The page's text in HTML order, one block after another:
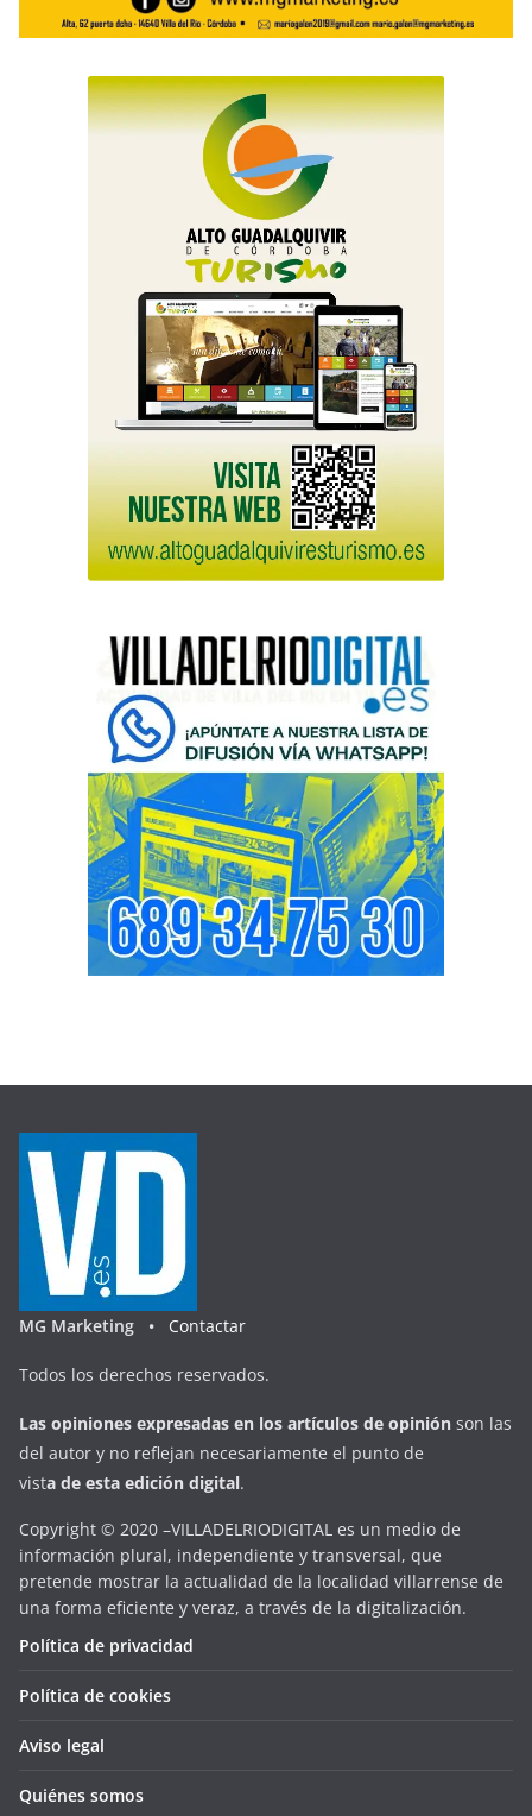
MG Marketing • Contactar
Todos los derechos reservados.
Las opiniones expresadas en los artículos de opinión son las
del autor y no reflejan necesariamente el punto de
vista de esta edición digital.
Copyright © 2020 –VILLADELRIODIGITAL es un medio de
información plural, independiente y transversal, que
pretende mostrar la actualidad de la localidad villarrense de
una forma eficiente y veraz, a través de la digitalización.
Política de privacidad
Política de cookies
Aviso legal
Quiénes somos